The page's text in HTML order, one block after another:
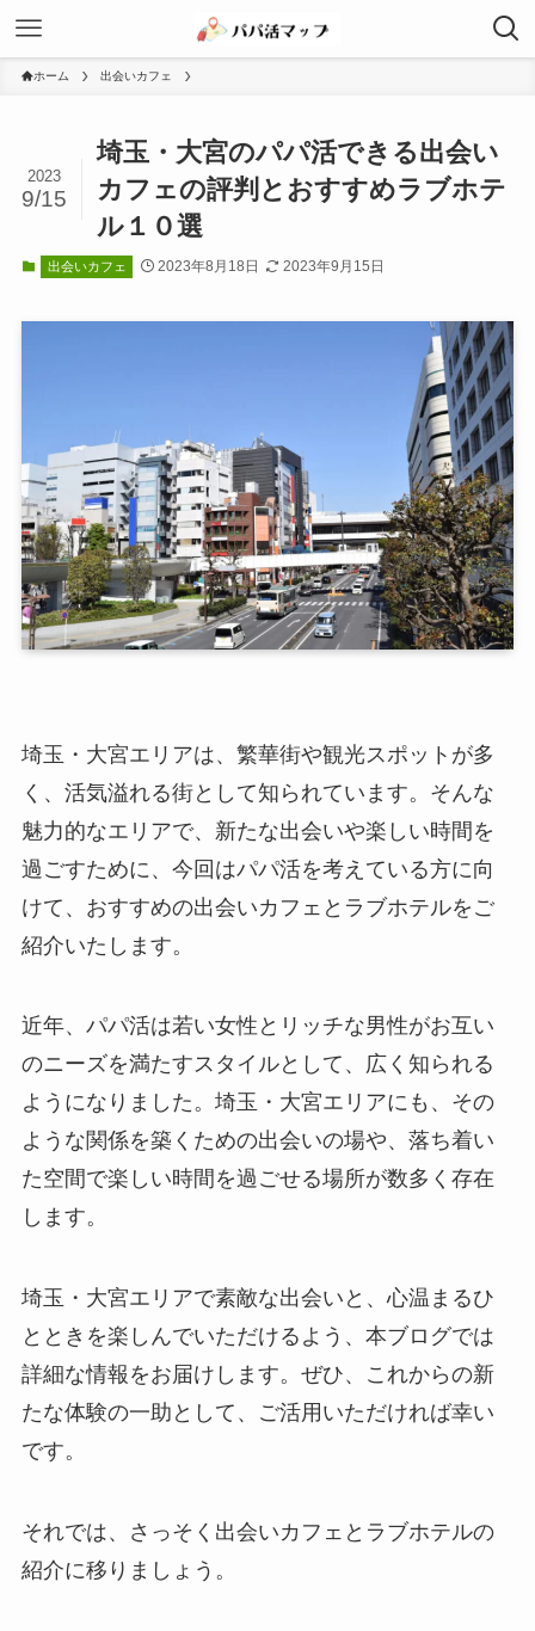
ホーム 出会いカフェ
埼玉・大宮のパパ活できる出会い
カフェの評判とおすすめラブホテ
ル１０選
2023
9/15
出会いカフェ 2023年8月18日 2023年9月15日
埼玉・大宮エリアは、繁華街や観光スポットが多
く、活気溢れる街として知られています。そんな
魅力的なエリアで、新たな出会いや楽しい時間を
過ごすために、今回はパパ活を考えている方に向
けて、おすすめの出会いカフェとラブホテルをご
紹介いたします。
近年、パパ活は若い女性とリッチな男性がお互い
のニーズを満たすスタイルとして、広く知られる
ようになりました。埼玉・大宮エリアにも、その
ような関係を築くための出会いの場や、落ち着い
た空間で楽しい時間を過ごせる場所が数多く存在
します。
埼玉・大宮エリアで素敵な出会いと、心温まるひ
とときを楽しんでいただけるよう、本ブログでは
詳細な情報をお届けします。ぜひ、これからの新
たな体験の一助として、ご活用いただければ幸い
です。
それでは、さっそく出会いカフェとラブホテルの
紹介に移りましょう。